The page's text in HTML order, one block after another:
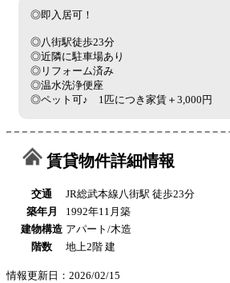
◎即入居可！
◎八街駅徒歩23分
◎近隣に駐車場あり
◎リフォーム済み
◎温水洗浄便座
◎ペット可♪ 1匹につき家賃＋3,000円
賃貸物件詳細情報
交通
JR総武本線八街駅 徒歩23分
築年月
1992年11月築
建物構造 アパート/木造
階数
地上2階 建
情報更新日：2026/02/15